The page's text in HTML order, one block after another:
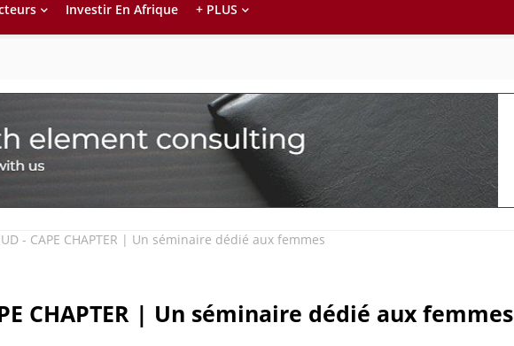
Investir En Afrique + PLUS
- CAPE CHAPTER | Un séminaire dédié aux femmes
CHAPTER | Un séminaire dédié aux femmes